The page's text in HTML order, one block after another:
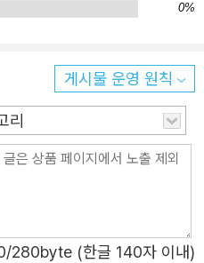
한반도 구간은 1945년 이후
일은 이다 작가의 여행 준비
와 문화를 알아야 그 나라와
해할 수 있기 때문이다. 역
쏙 담긴 이다 작가의 여행 에
0%
게시물 운영 원칙
리
/280byte (한글 140자 이내)